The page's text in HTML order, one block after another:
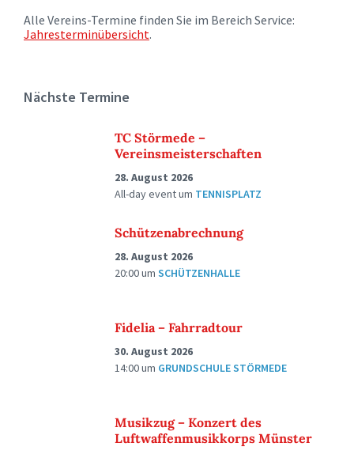
Alle Vereins-Termine finden Sie im Bereich Service:
Jahresterminübersicht.
Nächste Termine
TC Störmede –
Vereinsmeisterschaften
28. August 2026
All-day eventum TENNISPLATZ
Schützenabrechnung
28. August 2026
20:00um SCHÜTZENHALLE
Fidelia – Fahrradtour
30. August 2026
14:00um GRUNDSCHULE STÖRMEDE
Musikzug – Konzert des
Luftwaffenmusikkorps Münster